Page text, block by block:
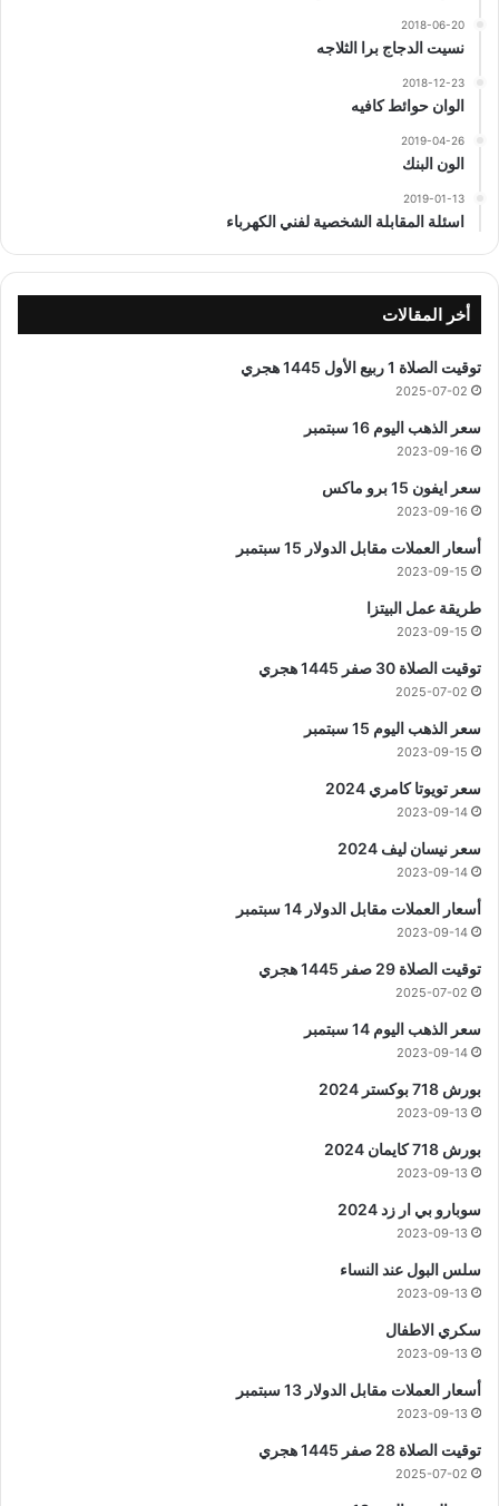
2018-06-20
نسيت الدجاج برا الثلاجه
2018-12-23
الوان حوائط كافيه
2019-04-26
الون البنك
2019-01-13
اسئلة المقابلة الشخصية لفني الكهرباء
أخر المقالات
توقيت الصلاة 1 ربيع الأول 1445 هجري
2025-07-02
سعر الذهب اليوم 16 سبتمبر
2023-09-16
سعر ايفون 15 برو ماكس
2023-09-16
أسعار العملات مقابل الدولار 15 سبتمبر
2023-09-15
طريقة عمل البيتزا
2023-09-15
توقيت الصلاة 30 صفر 1445 هجري
2025-07-02
سعر الذهب اليوم 15 سبتمبر
2023-09-15
سعر تويوتا كامري 2024
2023-09-14
سعر نيسان ليف 2024
2023-09-14
أسعار العملات مقابل الدولار 14 سبتمبر
2023-09-14
توقيت الصلاة 29 صفر 1445 هجري
2025-07-02
سعر الذهب اليوم 14 سبتمبر
2023-09-14
بورش 718 بوكستر 2024
2023-09-13
بورش 718 كايمان 2024
2023-09-13
سوبارو بي ار زد 2024
2023-09-13
سلس البول عند النساء
2023-09-13
سكري الاطفال
2023-09-13
أسعار العملات مقابل الدولار 13 سبتمبر
2023-09-13
توقيت الصلاة 28 صفر 1445 هجري
2025-07-02